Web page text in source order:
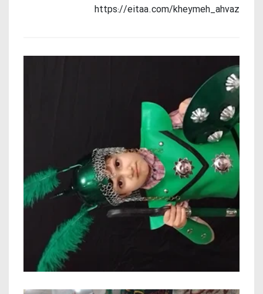
https://eitaa.com/kheymeh_ahvaz